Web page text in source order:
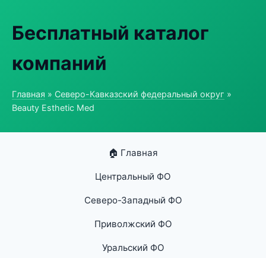
Бесплатный каталог
компаний
Главная » Северо-Кавказский федеральный округ »
Beauty Esthetic Med
🏠 Главная
Центральный ФО
Северо-Западный ФО
Приволжский ФО
Уральский ФО